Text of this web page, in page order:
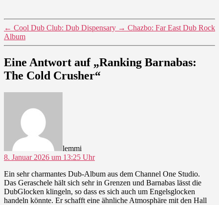
Cold
Crusher
← Cool Dub Club: Dub Dispensary → Chazbo: Far East Dub Rock
Album
Eine Antwort auf „Ranking Barnabas:
The Cold Crusher“
lemmi
8. Januar 2026 um 13:25 Uhr
Ein sehr charmantes Dub-Album aus dem Channel One Studio.
Das Geraschele hält sich sehr in Grenzen und Barnabas lässt die
DubGlocken klingeln, so dass es sich auch um Engelsglocken
handeln könnte. Er schafft eine ähnliche Atmosphäre mit den Hall